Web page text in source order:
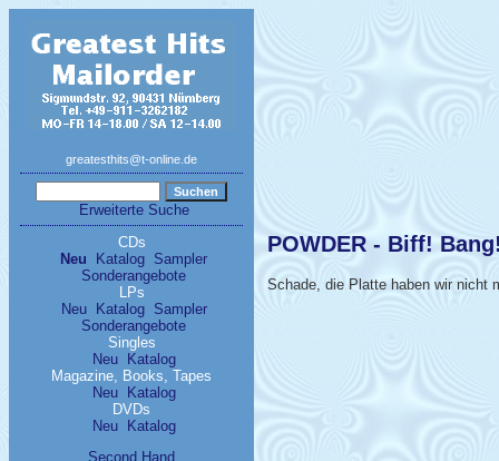
greatesthits@t-online.de
Erweiterte Suche
CDs
Neu
Katalog Sampler
Sonderangebote
LPs
Neu
Katalog
Sampler
Sonderangebote
Singles
Neu
Katalog
Magazine, Books, Tapes
Neu
Katalog
DVDs
Neu
Katalog
Second Hand
POWDER - Biff!
Schade, die Platte haben wir nicht